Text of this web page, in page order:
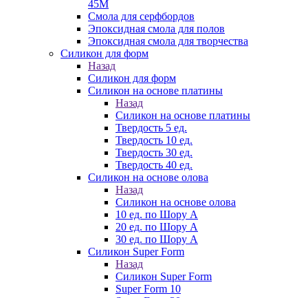
45М
Смола для серфбордов
Эпоксидная смола для полов
Эпоксидная смола для творчества
Силикон для форм
Назад
Силикон для форм
Силикон на основе платины
Назад
Силикон на основе платины
Твердость 5 ед.
Твердость 10 ед.
Твердость 30 ед.
Твердость 40 ед.
Силикон на основе олова
Назад
Силикон на основе олова
10 ед. по Шору А
20 ед. по Шору А
30 ед. по Шору А
Силикон Super Form
Назад
Силикон Super Form
Super Form 10